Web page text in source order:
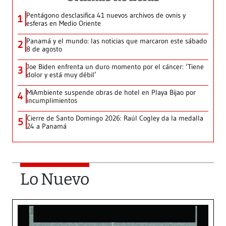
1 Pentágono desclasifica 41 nuevos archivos de ovnis y
esferas en Medio Oriente
2 Panamá y el mundo: las noticias que marcaron este sábado
8 de agosto
3 Joe Biden enfrenta un duro momento por el cáncer: ‘Tiene
dolor y está muy débil’
4 MiAmbiente suspende obras de hotel en Playa Bijao por
incumplimientos
5 Cierre de Santo Domingo 2026: Raúl Cogley da la medalla
24 a Panamá
Lo Nuevo